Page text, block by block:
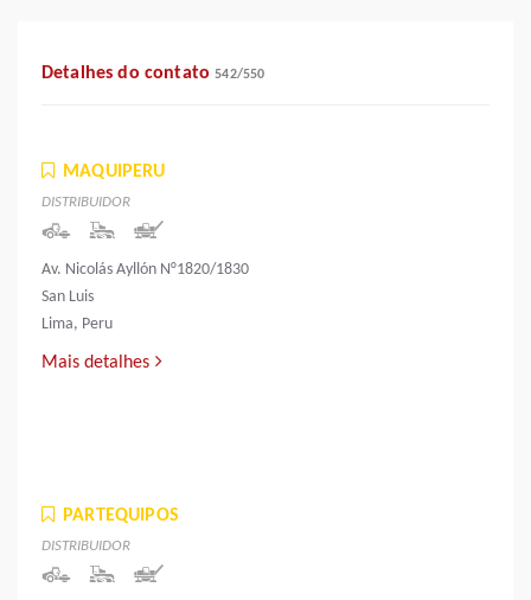
Detalhes do contato542/550
MAQUIPERU
DISTRIBUIDOR
Av. Nicolás Ayllón N°1820/1830
San Luis
Lima, Peru
Mais detalhes
PARTEQUIPOS
DISTRIBUIDOR